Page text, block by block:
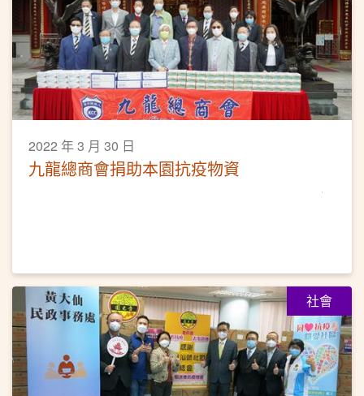
2022 年 3 月 30 日
九龍總商會捐助本園抗疫物資
社會